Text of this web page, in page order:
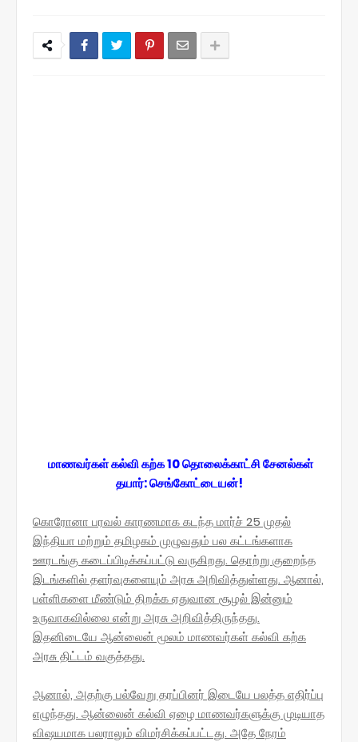
மாணவர்கள் கல்வி கற்க 10 தொலைக்காட்சி சேனல்கள்
தயார்: செங்கோட்டையன்!
கொரோனா பரவல் காரணமாக கடந்த மார்ச் 25 முதல்
இந்தியா மற்றும் தமிழகம் முழுவதும் பல கட்டங்களாக
ஊரடங்கு கடைப்பிடிக்கப்பட்டு வருகிறது. தொற்று குறைந்த
இடங்களில் தளர்வுகளையும் அரசு அறிவித்துள்ளது. ஆனால்,
பள்ளிகளை மீண்டும் திறக்க ஏதுவான சூழல் இன்னும்
உருவாகவில்லை என்று அரசு அறிவித்திருந்தது.
இதனிடையே ஆன்லைன் மூலம் மாணவர்கள் கல்வி கற்க
அரசு திட்டம் வகுத்தது.
ஆனால், அதற்கு பல்வேறு தரப்பினர் இடையே பலத்த எதிர்ப்பு
எழுந்தது. ஆன்லைன் கல்வி ஏழை மாணவர்களுக்கு முடியாத
விஷயமாக பலராலும் விமர்சிக்கப்பட்டது. அதே நேரம்